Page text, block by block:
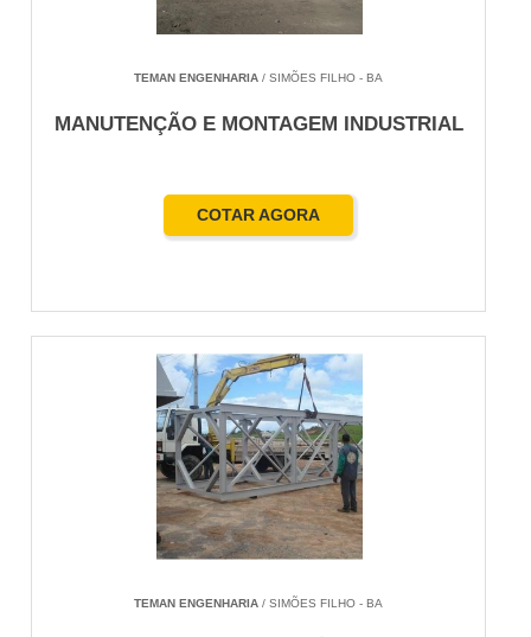
TEMAN ENGENHARIA / SIMÕES FILHO - BA
MANUTENÇÃO E MONTAGEM INDUSTRIAL
COTAR AGORA
TEMAN ENGENHARIA / SIMÕES FILHO - BA